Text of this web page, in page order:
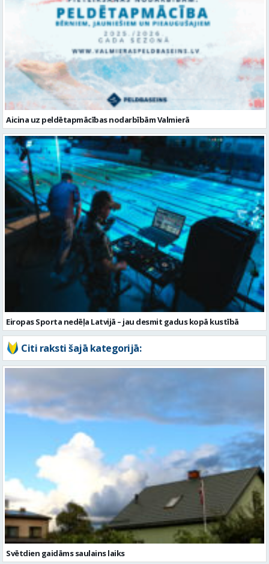
Aicina uz peldētapmācības nodarbībām Valmierā
Eiropas Sporta nedēļa Latvijā – jau desmit gadus kopā kustībā
Citi raksti šajā kategorijā:
Svētdien gaidāms saulains laiks